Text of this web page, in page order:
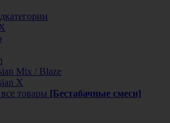
Mix / Blaze
X
товары [Бестабачные смеси]